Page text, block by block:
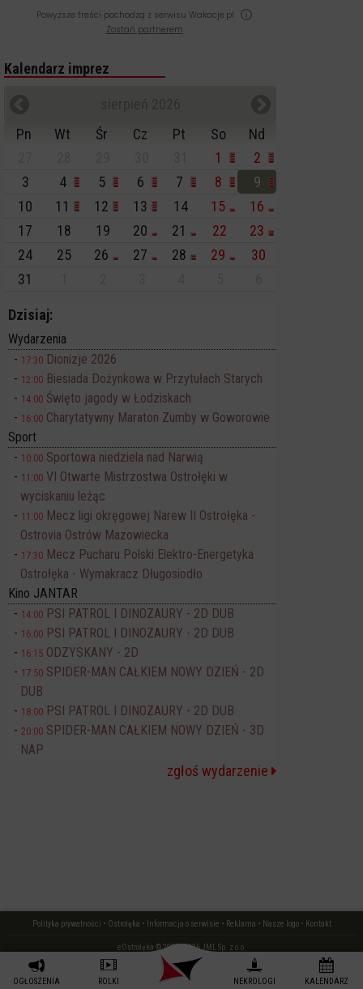
Powyższe treści pochodzą z serwisu Wakacje.pl
Zostań partnerem
Kalendarz imprez
Pn
Wt Śr Cz Pt So
Nd
1
2
3
4 5 6 7 8
9
10
11 12 13 14 15
16
17
18 19 20 21 22
23
24
25 26 27 28 29
30
31
Dzisiaj:
Wydarzenia
17:30 Dionizje 2026
12:00 Biesiada Dożynkowa w Przytułach Starych
14:00 Święto jagody w Łodziskach
16:00 Charytatywny Maraton Zumby w Goworowie
Sport
10:00 Sportowa niedziela nad Narwią
11:00 VI Otwarte Mistrzostwa Ostrołęki w
wyciskaniu leżąc
11:00 Mecz ligi okręgowej Narew II Ostrołęka -
Ostrovia Ostrów Mazowiecka
17:30 Mecz Pucharu Polski Elektro-Energetyka
Ostrołęka - Wymakracz Długosiodło
Kino JANTAR
14:00 PSI PATROL I DINOZAURY - 2D DUB
16:00 PSI PATROL I DINOZAURY - 2D DUB
16:15 ODZYSKANY - 2D
17:50 SPIDER-MAN CAŁKIEM NOWY DZIEŃ - 2D
DUB
18:00 PSI PATROL I DINOZAURY - 2D DUB
20:00 SPIDER-MAN CAŁKIEM NOWY DZIEŃ - 3D
NAP
zgłoś wydarzenie
Polityka prywatności • Ostrołęka • Informacja o serwisie • Reklama • Nasze logo• Kontakt
eOstrołęka © 2006 - 2026 JML Sp. z o.o.
OGŁOSZENIA ROLKI NEKROLOGI KALENDARZ